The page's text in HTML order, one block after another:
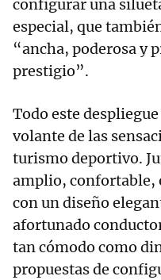
configurar una
especial, que
“ancha, poderosa y
prestigio”.
Todo este
volante de las
turismo deportivo.
amplio, confortable,
con un diseño
afortunado
tan cómodo como
propuestas de